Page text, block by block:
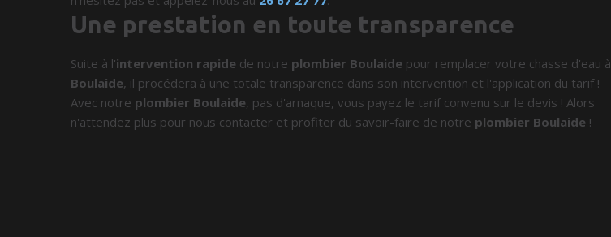
Une prestation en toute transparence
Suite à l'intervention rapide de notre plombier Boulaide pour remplacer votre chasse d'eau à
Boulaide, il procédera à une totale transparence dans son intervention et l'application du tarif !
Avec notre plombier Boulaide, pas d'arnaque, vous payez le tarif convenu sur le devis ! Alors
n'attendez plus pour nous contacter et profiter du savoir-faire de notre plombier Boulaide !